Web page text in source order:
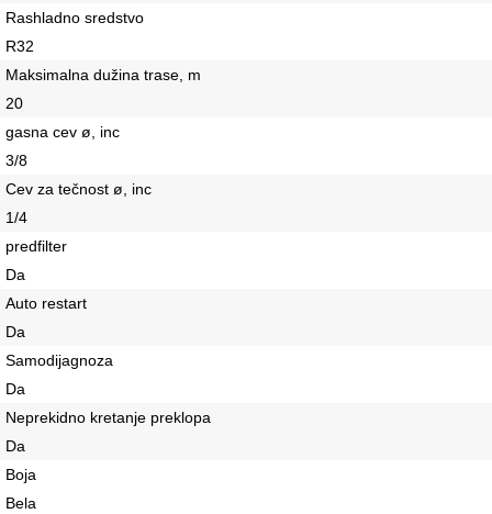
Rashladno sredstvo
R32
Maksimalna dužina trase, m
20
gasna cev ø, inc
3/8
Cev za tečnost ø, inc
1/4
predfilter
Da
Auto restart
Da
Samodijagnoza
Da
Neprekidno kretanje preklopa
Da
Boja
Bela